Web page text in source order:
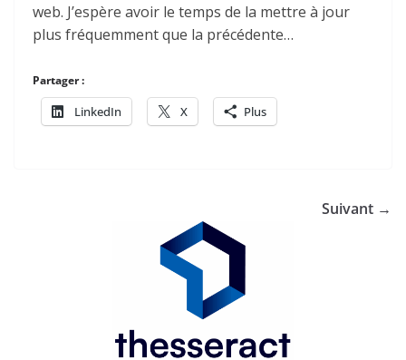
web. J’espère avoir le temps de la mettre à jour
plus fréquemment que la précédente…
Partager :
LinkedIn X Plus
Suivant →